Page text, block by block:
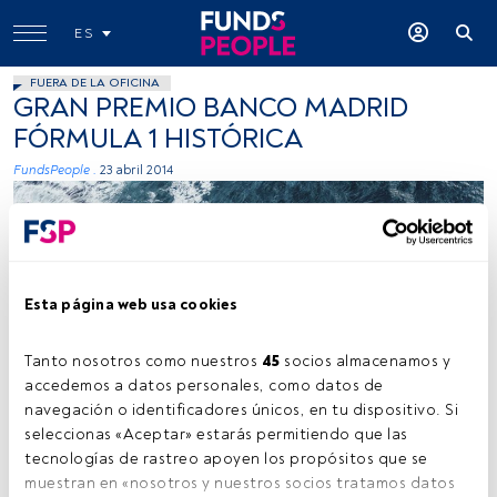
Esta página web usa cookies
Tanto nosotros como nuestros 45 socios almacenamos y
accedemos a datos personales, como datos de
navegación o identificadores únicos, en tu dispositivo. Si
seleccionas «Aceptar» estarás permitiendo que las
tecnologías de rastreo apoyen los propósitos que se
muestran en «nosotros y nuestros socios tratamos datos
ES
FUERA DE LA OFICINA
GRAN PREMIO BANCO MADRID
FÓRMULA 1 HISTÓRICA
FundsPeople . 23 abril 2014
Kamil Molendys, Unsplash
Tiempo lectura: 5 s.